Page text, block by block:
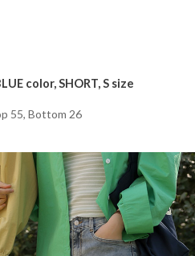
color, SHORT, S size
55, Bottom 26